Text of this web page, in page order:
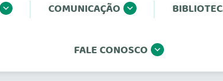
COMUNICAÇÃO
FALE CONOSCO